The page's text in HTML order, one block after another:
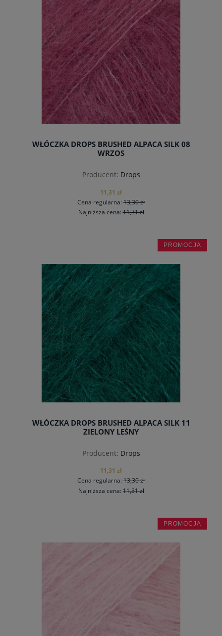
WŁÓCZKA DROPS BRUSHED ALPACA SILK 08
WRZOS
Producent: Drops
11,31 zł
Cena regularna: 13,30 zł
Najniższa cena:11,31 zł
do koszyka
WŁÓCZKA DROPS BRUSHED ALPACA SILK 11
ZIELONY LEŚNY
Producent: Drops
11,31 zł
Cena regularna: 13,30 zł
Najniższa cena:11,31 zł
PROMOCJA
PROMOCJA